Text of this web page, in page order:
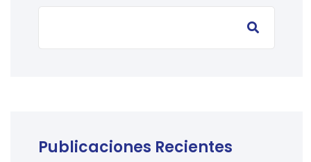
Publicaciones Recientes